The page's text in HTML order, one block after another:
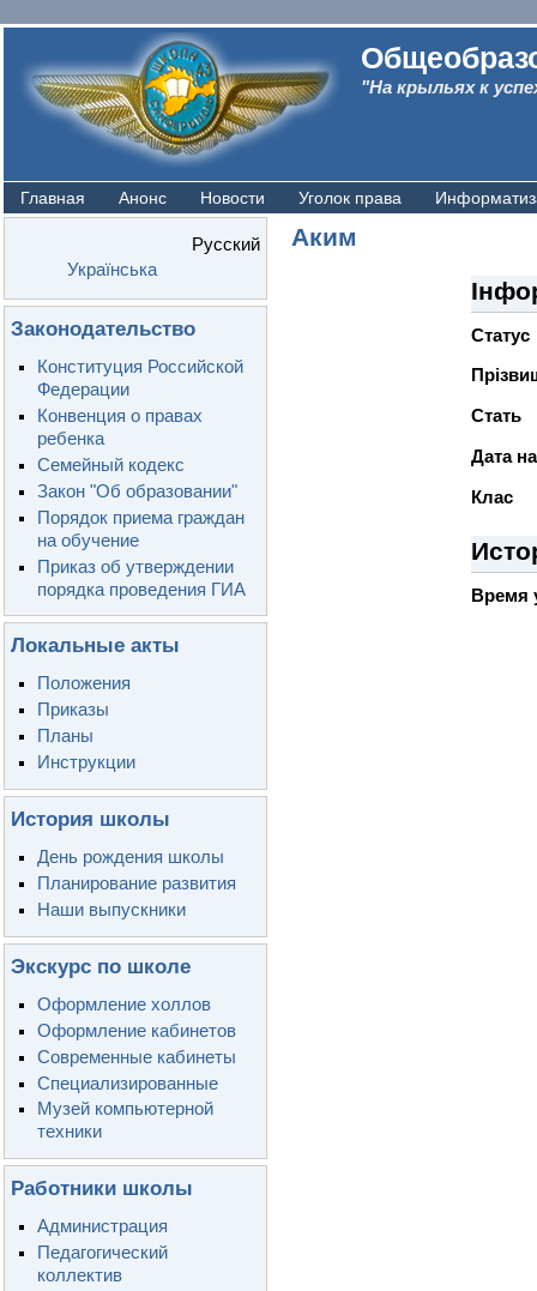
"На крыльях к
Главная Анонс Новости Уголок права
Русский
Українська
Законодательство
Конституция Российской
Федерации
Конвенция о правах
ребенка
Семейный кодекс
Закон "Об образовании"
Порядок приема граждан
на обучение
Приказ об утверждении
порядка проведения ГИА
Локальные акты
Положения
Приказы
Планы
Инструкции
История школы
День рождения школы
Планирование развития
Наши выпускники
Экскурс по школе
Оформление холлов
Оформление кабинетов
Современные кабинеты
Специализированные
Музей компьютерной
техники
Работники школы
Администрация
Педагогический
коллектив
Аким
Статус
Стать
Дата
Клас
Время